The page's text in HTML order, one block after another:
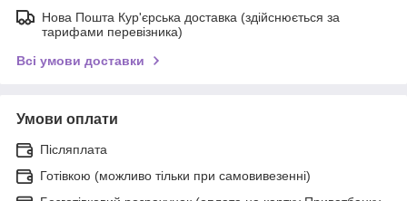
Нова Пошта Кур'єрська доставка (здійснюється за
тарифами перевізника)
Всі умови доставки
Умови оплати
Післяплата
Готівкою (можливо тільки при самовивезенні)